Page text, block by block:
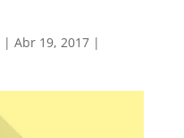
| Abr 19, 2017|